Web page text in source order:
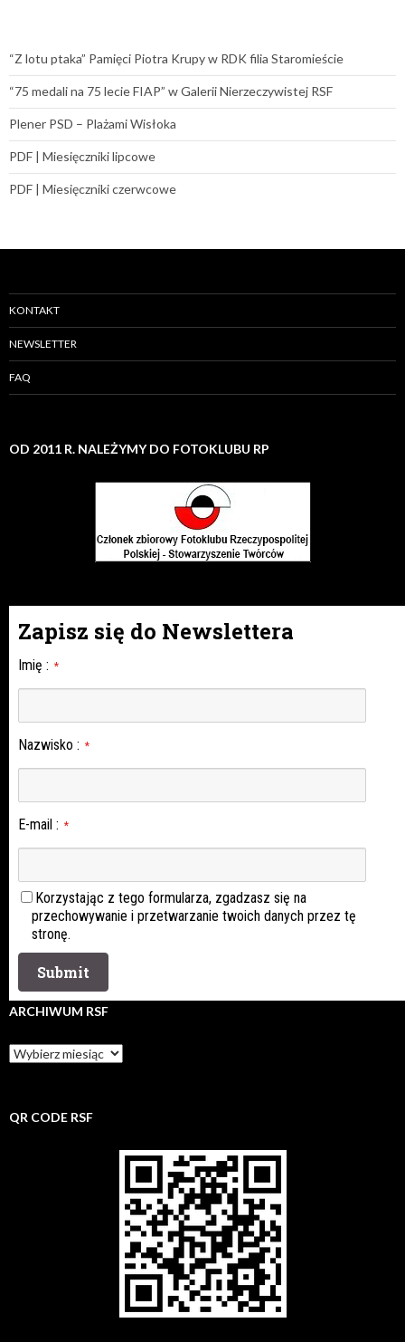
“Z lotu ptaka” Pamięci Piotra Krupy w RDK filia Staromieście
“75 medali na 75 lecie FIAP” w Galerii Nierzeczywistej RSF
Plener PSD – Plażami Wisłoka
PDF | Miesięczniki lipcowe
PDF | Miesięczniki czerwcowe
KONTAKT
NEWSLETTER
FAQ
OD 2011 R. NALEŻYMY DO FOTOKLUBU RP
Zapisz się do Newslettera
Imię : *
Nazwisko : *
E-mail : *
Korzystając z tego formularza, zgadzasz się na
przechowywanie i przetwarzanie twoich danych przez tę
stronę.
ARCHIWUM RSF
Archiwum
rsf
QR CODE RSF